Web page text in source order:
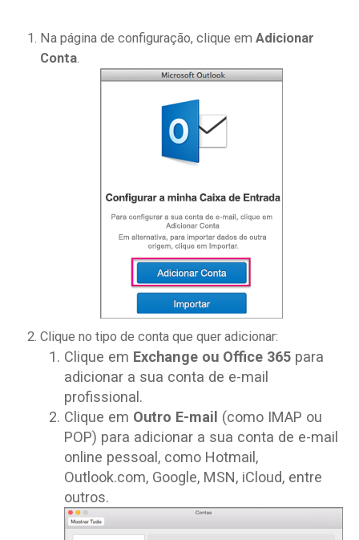
Na página de configuração, clique em Adicionar
Conta.
Clique no tipo de conta que quer adicionar:
Clique em Exchange ou Office 365 para
adicionar a sua conta de e-mail
profissional.
Clique em Outro E-mail (como IMAP ou
POP) para adicionar a sua conta de e-mail
online pessoal, como Hotmail,
Outlook.com, Google, MSN, iCloud, entre
outros.